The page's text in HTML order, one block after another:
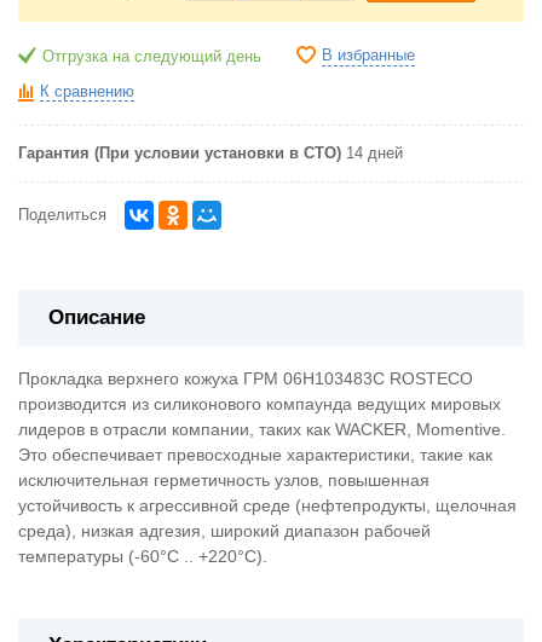
Отгрузка на следующий день В избранные
К сравнению
Гарантия (При условии установки в СТО) 14 дней
Поделиться
Описание
Прокладка верхнего кожуха ГРМ 06H103483C ROSTECO
производится из силиконового компаунда ведущих мировых
лидеров в отрасли компании, таких как WACKER, Momentive.
Это обеспечивает превосходные характеристики, такие как
исключительная герметичность узлов, повышенная
устойчивость к агрессивной среде (нефтепродукты, щелочная
среда), низкая адгезия, широкий диапазон рабочей
температуры (-60°C .. +220°C).